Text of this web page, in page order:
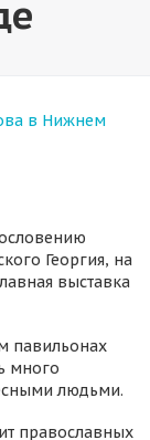
Георгия, на
выставка
павильонах
много
людьми.
православных